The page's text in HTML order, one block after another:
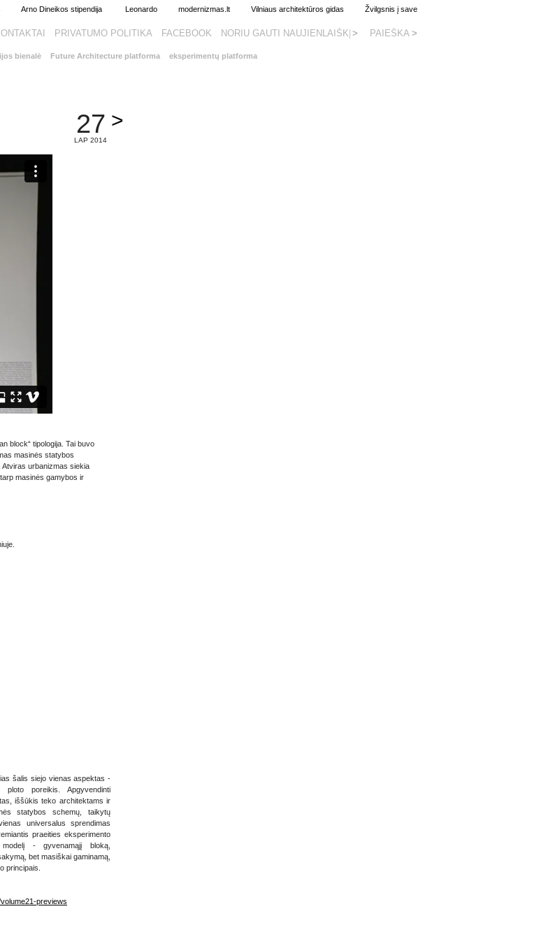
Arno Dineikos stipendija Leonardo modernizmas.lt Vilniaus architektūros gidas Žvilgsnis į save
PRIVATUMO POLITIKA
FACEBOOK
bienalė Future Architecture platforma eksperimentų platforma
27
LAP 2014
block“ tipologija. Tai buvo
masinės statybos
urbanizmas siekia
masinės gamybos ir
šalis siejo vienas aspektas -
ploto poreikis. Apgyvendinti
iššūkis teko architektams ir
statybos schemų, taikytų
universalus sprendimas
praeities eksperimento
- gyvenamąjį bloką,
bet masiškai gaminamą,
principais.
previews
>